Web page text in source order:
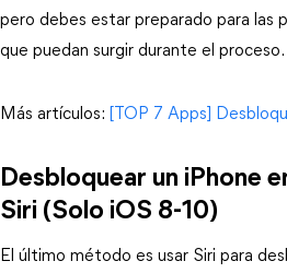
pero debes estar preparado para las
que puedan surgir durante el proceso.
Más artículos: [TOP 7 Apps]
Desbloquear un iPhone
Siri (Solo iOS 8-10)
El último método es usar Siri para